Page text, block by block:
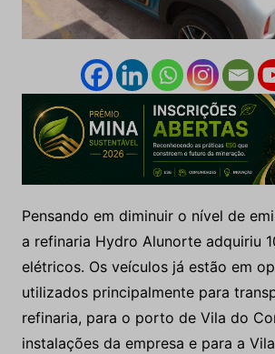
Pensando em diminuir o nível de
a refinaria Hydro Alunorte adquiriu
elétricos. Os veículos já estão em
utilizados principalmente para
refinaria, para o porto de Vila do
instalações da empresa e para a